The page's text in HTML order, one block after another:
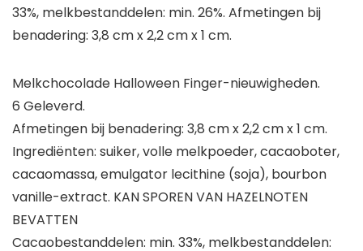
33%, melkbestanddelen: min. 26%. Afmetingen bij
benadering: 3,8 cm x 2,2 cm x 1 cm.
Melkchocolade Halloween Finger-nieuwigheden.
6 Geleverd.
Afmetingen bij benadering: 3,8 cm x 2,2 cm x 1 cm.
Ingrediënten: suiker, volle melkpoeder, cacaoboter,
cacaomassa, emulgator lecithine (soja), bourbon
vanille-extract. KAN SPOREN VAN HAZELNOTEN
BEVATTEN
Cacaobestanddelen: min. 33%, melkbestanddelen: